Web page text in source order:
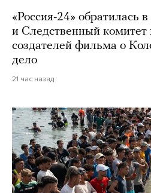
«Россия-24» обратилась
и Следственный комитет
создателей фильма о
дело
21 час назад